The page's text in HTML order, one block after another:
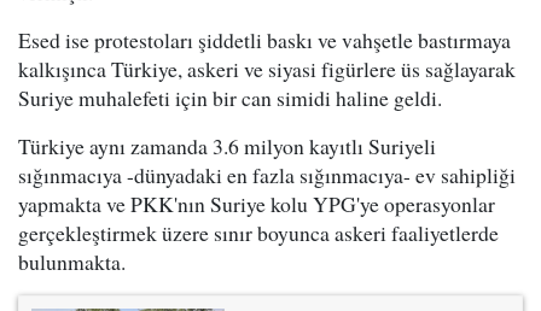
Esed ise protestoları şiddetli baskı ve vahşetle bastırmaya
kalkışınca Türkiye, askeri ve siyasi figürlere üs sağlayarak
Suriye muhalefeti için bir can simidi haline geldi.
Türkiye aynı zamanda 3.6 milyon kayıtlı Suriyeli
sığınmacıya -dünyadaki en fazla sığınmacıya- ev sahipliği
yapmakta ve PKK'nın Suriye kolu YPG'ye operasyonlar
gerçekleştirmek üzere sınır boyunca askeri faaliyetlerde
bulunmakta.